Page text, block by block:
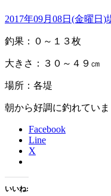
2017年09月08日(金曜日)
釣果：０～１３枚
大きさ：３０～４９㎝
場所：各堤
朝から好調に釣れていま
Facebook
Line
X
いいね: